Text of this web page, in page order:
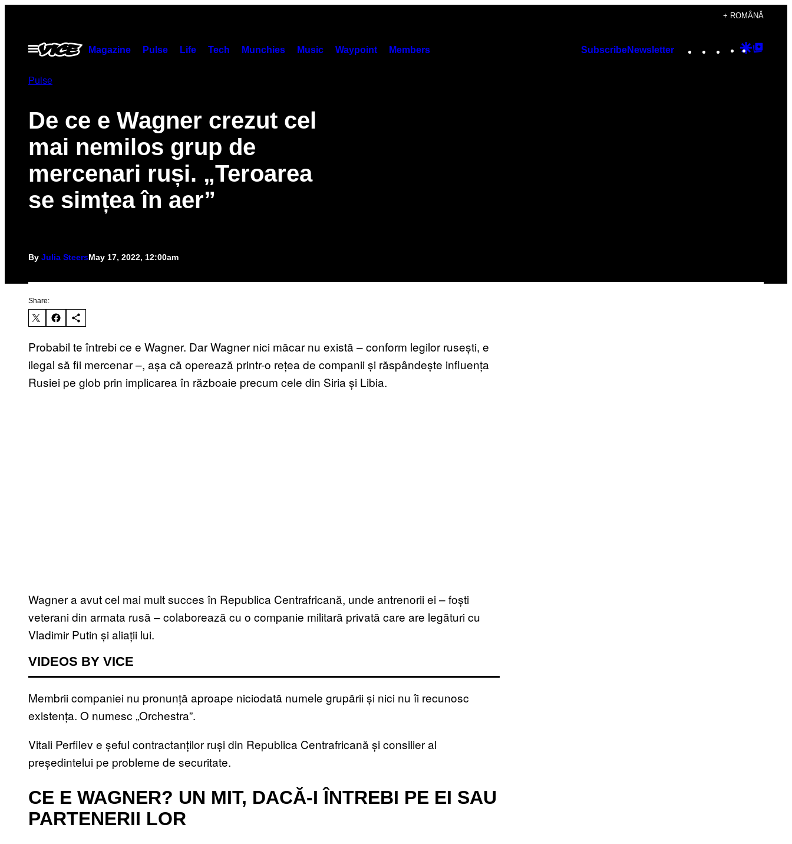
content
+ ROMÂNĂ
Open
Menu
Magazine Pulse Life Tech Munchies Music Waypoint Members SubscribeNewsletter Instagram
TikTok
YouTube
Google
Pulse
De ce e Wagner crezut cel
mai nemilos grup de
mercenari ruși. „Teroarea
se simțea în aer”
By Julia SteersMay 17, 2022, 12:00am
Share:
Probabil te întrebi ce e Wagner. Dar Wagner nici măcar nu există – conform legilor rusești, e
ilegal să fii mercenar –, așa că operează printr-o rețea de companii și răspândește influența
Rusiei pe glob prin implicarea în războaie precum cele din Siria și Libia.
Wagner a avut cel mai mult succes în Republica Centrafricană, unde antrenorii ei – foști
veterani din armata rusă – colaborează cu o companie militară privată care are legături cu
Vladimir Putin și aliații lui.
VIDEOS BY VICE
Membrii companiei nu pronunță aproape niciodată numele grupării și nici nu îi recunosc
existența. O numesc „Orchestra”.
Vitali Perfilev e șeful contractanților ruși din Republica Centrafricană și consilier al
președintelui pe probleme de securitate.
CE E WAGNER? UN MIT, DACĂ-I ÎNTREBI PE EI SAU
PARTENERII LOR